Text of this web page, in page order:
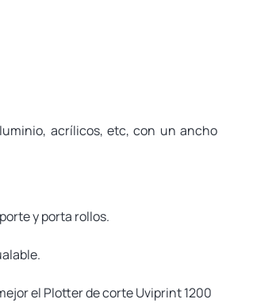
acrílicos, etc, con un ancho
y porta rollos.
el Plotter de corte Uviprint 1200